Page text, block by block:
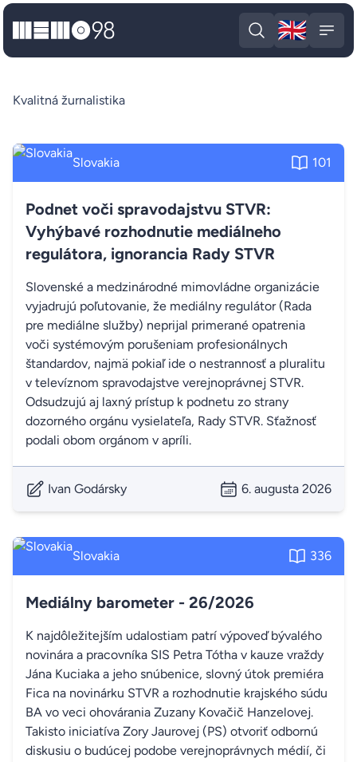
MEMO98
Open search
🇬🇧
Kvalitná žurnalistika
Slovakia 101
Podnet voči spravodajstvu STVR:
Vyhýbavé rozhodnutie mediálneho
regulátora, ignorancia Rady STVR
Slovenské a medzinárodné mimovládne organizácie
vyjadrujú poľutovanie, že mediálny regulátor (Rada
pre mediálne služby) neprijal primerané opatrenia
voči systémovým porušeniam profesionálnych
štandardov, najmä pokiaľ ide o nestrannosť a pluralitu
v televíznom spravodajstve verejnoprávnej STVR.
Odsudzujú aj laxný prístup k podnetu zo strany
dozorného orgánu vysielateľa, Rady STVR. Sťažnosť
podali obom orgánom v apríli.
Ivan Godársky 6. augusta 2026
Slovakia 336
Mediálny barometer - 26/2026
K najdôležitejším udalostiam patrí výpoveď bývalého
novinára a pracovníka SIS Petra Tótha v kauze vraždy
Jána Kuciaka a jeho snúbenice, slovný útok premiéra
Fica na novinárku STVR a rozhodnutie krajského súdu
BA vo veci ohovárania Zuzany Kovačič Hanzelovej.
Takisto iniciatíva Zory Jaurovej (PS) otvoriť odbornú
diskusiu o budúcej podobe verejnoprávnych médií, či